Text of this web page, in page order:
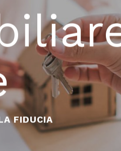
FIDUCIA